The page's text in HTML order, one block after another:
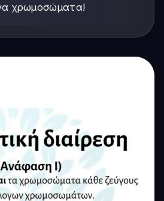
χρωμοσώματα!